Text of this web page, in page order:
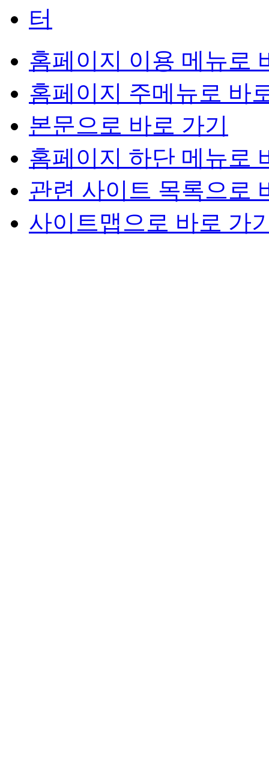
홈페이지 이용 메뉴로
홈페이지 주메뉴로 바
본문으로 바로 가기
홈페이지 하단 메뉴로
관련 사이트 목록으로
사이트맵으로 바로 가